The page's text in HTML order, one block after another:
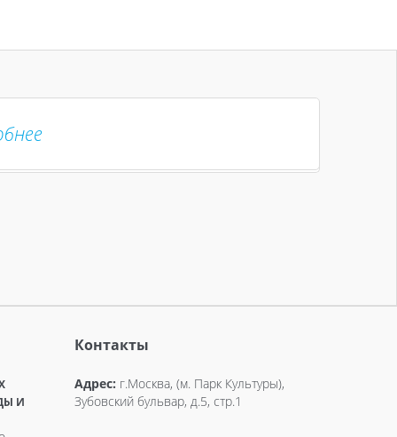
И
Контакты
Адрес: г.Москва, (м. Парк Культуры),
Зубовский бульвар, д.5, стр.1